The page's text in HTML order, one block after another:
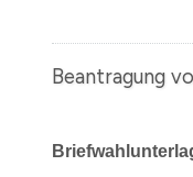
Beantragung